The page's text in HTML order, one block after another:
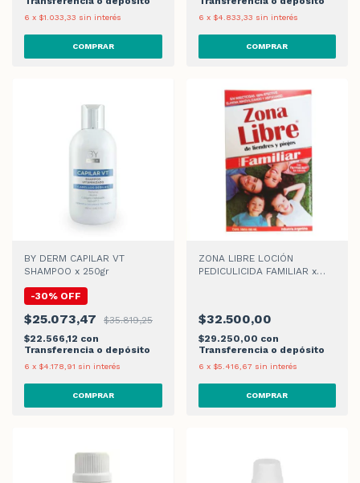
6 x $1.033,33 sin interés 6 x $4.833,33 sin interés
BY DERM CAPILAR VT
SHAMPOO x 250gr
-30% OFF
$25.073,47
$35.819,25
$22.566,12 con
Transferencia o depósito
6 x $4.178,91 sin interés
ZONA LIBRE LOCIÓN
PEDICULICIDA FAMILIAR x
$32.500,00
$29.250,00 con
Transferencia o depósito
6 x $5.416,67 sin interés